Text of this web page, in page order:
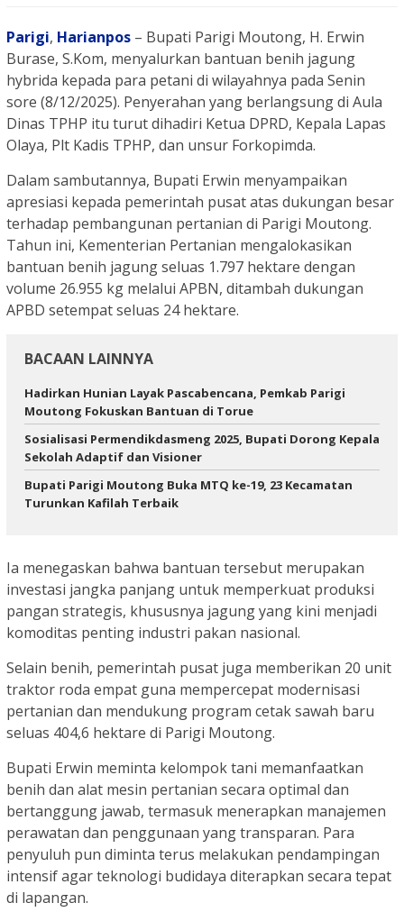
Parigi, Harianpos – Bupati Parigi Moutong, H. Erwin
Burase, S.Kom, menyalurkan bantuan benih jagung
hybrida kepada para petani di wilayahnya pada Senin
sore (8/12/2025). Penyerahan yang berlangsung di Aula
Dinas TPHP itu turut dihadiri Ketua DPRD, Kepala Lapas
Olaya, Plt Kadis TPHP, dan unsur Forkopimda.
Dalam sambutannya, Bupati Erwin menyampaikan
apresiasi kepada pemerintah pusat atas dukungan besar
terhadap pembangunan pertanian di Parigi Moutong.
Tahun ini, Kementerian Pertanian mengalokasikan
bantuan benih jagung seluas 1.797 hektare dengan
volume 26.955 kg melalui APBN, ditambah dukungan
APBD setempat seluas 24 hektare.
BACAAN LAINNYA
Hadirkan Hunian Layak Pascabencana, Pemkab Parigi
Moutong Fokuskan Bantuan di Torue
Sosialisasi Permendikdasmeng 2025, Bupati Dorong Kepala
Sekolah Adaptif dan Visioner
Bupati Parigi Moutong Buka MTQ ke-19, 23 Kecamatan
Turunkan Kafilah Terbaik
Ia menegaskan bahwa bantuan tersebut merupakan
investasi jangka panjang untuk memperkuat produksi
pangan strategis, khususnya jagung yang kini menjadi
komoditas penting industri pakan nasional.
Selain benih, pemerintah pusat juga memberikan 20 unit
traktor roda empat guna mempercepat modernisasi
pertanian dan mendukung program cetak sawah baru
seluas 404,6 hektare di Parigi Moutong.
Bupati Erwin meminta kelompok tani memanfaatkan
benih dan alat mesin pertanian secara optimal dan
bertanggung jawab, termasuk menerapkan manajemen
perawatan dan penggunaan yang transparan. Para
penyuluh pun diminta terus melakukan pendampingan
intensif agar teknologi budidaya diterapkan secara tepat
di lapangan.